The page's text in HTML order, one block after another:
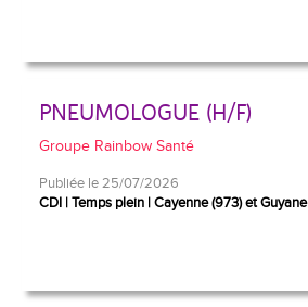
PNEUMOLOGUE (H/F)
Groupe Rainbow Santé
Publiée le 25/07/2026
CDI Temps plein Cayenne (973) et Guyane